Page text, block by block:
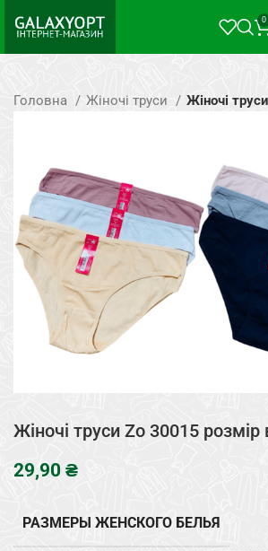
0
Головна Жіночі труси Жіночі
Жіночі труси Zo 30015 розмір
₴
РАЗМЕРЫ ЖЕНСКОГО БЕЛЬЯ